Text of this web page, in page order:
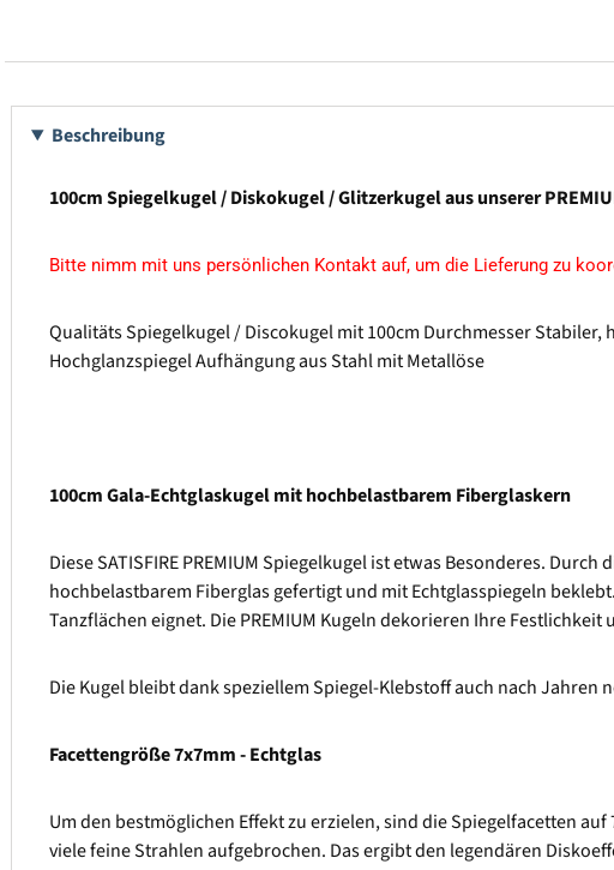
Beschreibung
100cm Spiegelkugel / Diskokugel / Glitzerkugel aus unserer
Bitte nimm mit uns persönlichen Kontakt auf, um die Lieferung zu
Qualitäts Spiegelkugel / Discokugel mit 100cm Durchmesser
Hochglanzspiegel Aufhängung aus Stahl mit Metallöse
100cm Gala-Echtglaskugel mit hochbelastbarem Fiberglaskern
Diese SATISFIRE PREMIUM Spiegelkugel ist etwas Besonderes.
hochbelastbarem Fiberglas gefertigt und mit Echtglasspiegeln
Tanzflächen eignet. Die PREMIUM Kugeln dekorieren Ihre
Die Kugel bleibt dank speziellem Spiegel-Klebstoff auch nach Jahren
Facettengröße 7x7mm - Echtglas
Um den bestmöglichen Effekt zu erzielen, sind die Spiegelfacetten
viele feine Strahlen aufgebrochen. Das ergibt den legendären